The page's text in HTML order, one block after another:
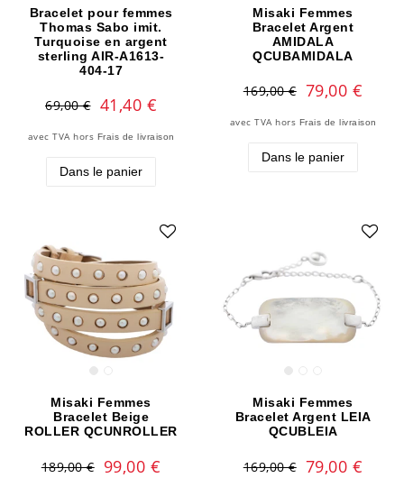
Bracelet pour femmes
Thomas Sabo imit.
Turquoise en argent
sterling AIR-A1613-
404-17
69,00 € 41,40 €
avec TVAhors Frais de livraison
Dans le panier
Misaki Femmes
Bracelet Argent
AMIDALA
QCUBAMIDALA
169,00 € 79,00 €
avec TVAhors Frais de livraison
Dans le panier
Misaki Femmes
Bracelet Beige
ROLLER QCUNROLLER
189,00 € 99,00 €
Misaki Femmes
Bracelet Argent LEIA
QCUBLEIA
169,00 € 79,00 €